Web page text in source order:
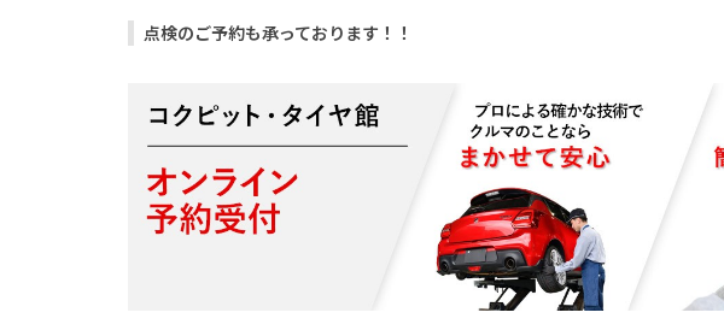
点検のご予約も承っております！！